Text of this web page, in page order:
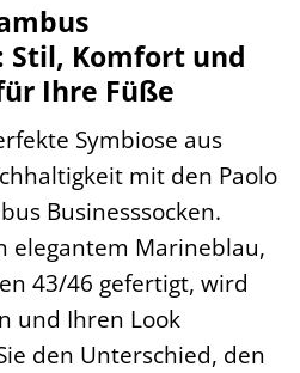
Stil, Komfort und
Ihre Füße
Symbiose aus
mit den Paolo
Businesssocken.
elegantem Marineblau,
43/46 gefertigt, wird
und Ihren Look
den Unterschied, den